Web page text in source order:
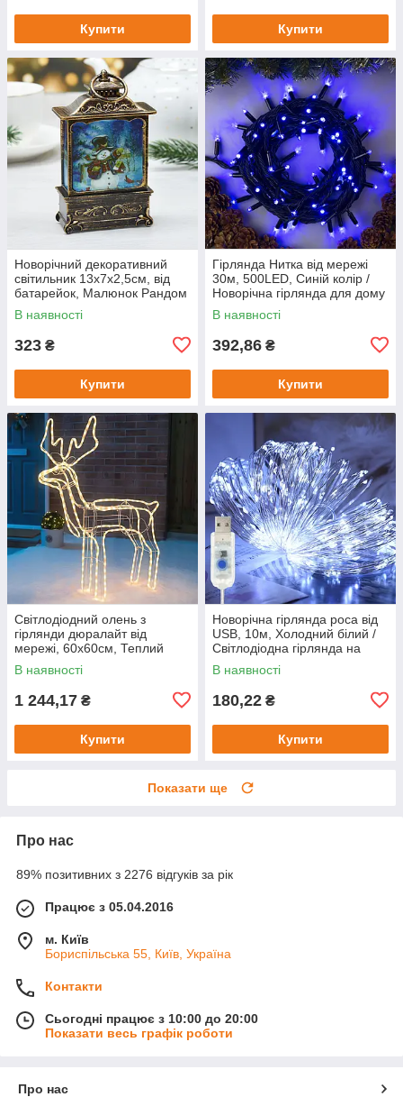
Купити Купити
Новорічний декоративний
світильник 13х7х2,5см, від
батарейок, Малюнок Рандом
/ Різдвяний ліхтарик
В наявності
323 ₴
Купити
Гірлянда Нитка від мережі
30м, 500LED, Синій колір /
Новорічна гірлянда для дому
/ Світлодіодна гірлянда на
ялинку
В наявності
392,86 ₴
Купити
Світлодіодний олень з
гірлянди дюралайт від
мережі, 60х60см, Теплий
білий / Великий олень, що
світиться / LED олень
В наявності
1 244,17 ₴
Купити
Новорічна гірлянда роса від
USB, 10м, Холодний білий /
Світлодіодна гірлянда на
ялинку / Гірлянда на юсб
В наявності
180,22 ₴
Купити
Показати ще
Про нас
89% позитивних з 2276 відгуків за рік
Працює з 05.04.2016
м. Київ
Бориспільська 55, Київ, Україна
Контакти
Сьогодні працює з 10:00 до 20:00
Показати весь графік роботи
Про нас